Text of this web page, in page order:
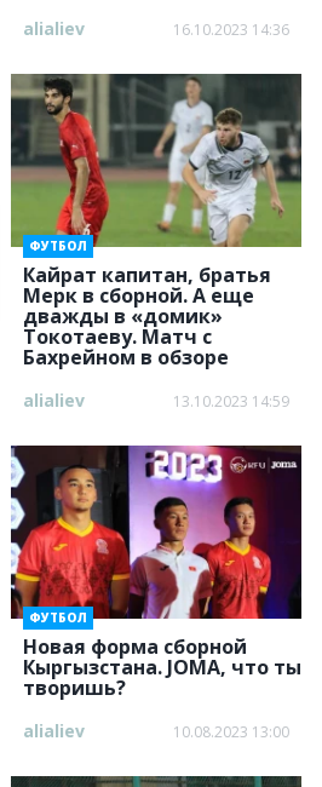
alialiev 16.10.2023 14:36
Кайрат капитан, братья
Мерк в сборной. А еще
дважды в «домик»
Токотаеву. Матч с
Бахрейном в обзоре
ФУТБОЛ
alialiev 13.10.2023 14:59
Новая форма сборной
Кыргызстана. JOMA, что ты
творишь?
ФУТБОЛ
alialiev 10.08.2023 13:00